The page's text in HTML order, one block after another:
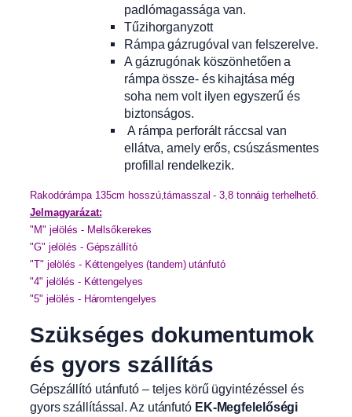
padlómagassága van.
Tűzihorganyzott
Rámpa gázrugóval van felszerelve.
A gázrugónak köszönhetően a
rámpa össze- és kihajtása még
soha nem volt ilyen egyszerű és
biztonságos.
A rámpa perforált ráccsal van
ellátva, amely erős, csúszásmentes
profillal rendelkezik.
Rakodórámpa 135cm hosszú,támasszal - 3,8 tonnáig terhelhető.
Jelmagyarázat:
"M" jelölés - Mellsőkerekes
"G" jelölés - Gépszállító
"T" jelölés - Kéttengelyes (tandem) utánfutó
"4" jelölés - Kéttengelyes
"5" jelölés - Háromtengelyes
Szükséges dokumentumok
és gyors szállítás
Gépszállító utánfutó – teljes körű ügyintézéssel és
gyors szállítással. Az utánfutó EK-Megfelelőségi